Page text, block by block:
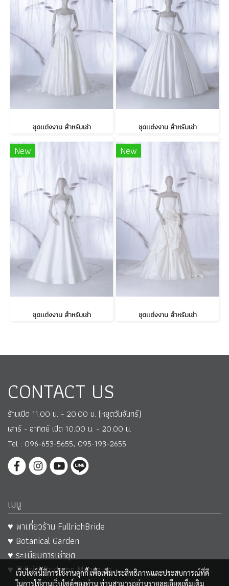
ชุดแต่งงาน สำหรับเช่า ชุดแต่งงาน สำหรับเช่า
New
ชุดแต่งงาน สำหรับเช่า
New
ชุดแต่งงาน สำหรับเช่า
CONTACT US
ร้านเปิด 11.00 น. - 20.00 น. (หยุดวันจันทร์)
เสาร์ - อาทิตย์ เปิด 10.00 น. - 20.00 น.
Tel : 096-653-5655, 095-193-2655
เมนู
♥ พาเที่ยวร้าน FullrichBride
♥ Botanical Garden
♥ ระเบียบการเช่าชุด
♥ FullrichBride on Magazine
เว็บไซต์นี้มีการใช้งานคุกกี้ เพื่อเพิ่มประสิทธิภาพและประสบการณ์ที่ดี
ในการใช้งานเว็บไซต์ของท่าน ท่านสามารถอ่านรายละเอียดเพิ่มเติม